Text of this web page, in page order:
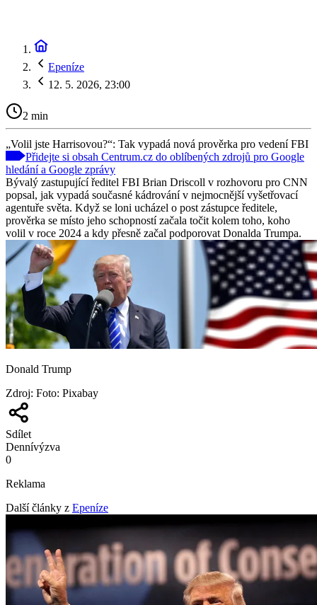
Epeníze
12. 5. 2026, 23:00
2 min
„Volil jste Harrisovou?“: Tak vypadá nová prověrka pro vedení FBI
Přidejte si obsah Centrum.cz do oblíbených zdrojů pro Google
hledání a Google zprávy
Bývalý zastupující ředitel FBI Brian Driscoll v rozhovoru pro CNN
popsal, jak vypadá současné kádrování v nejmocnější vyšetřovací
agentuře světa. Když se loni ucházel o post zástupce ředitele,
prověrka se místo jeho schopností začala točit kolem toho, koho
volil v roce 2024 a kdy přesně začal podporovat Donalda Trumpa.
Donald Trump
Zdroj: Foto: Pixabay
Sdílet
Dennívýzva
0
Reklama
Další články z Epeníze